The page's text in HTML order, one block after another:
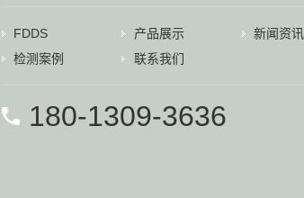
FDDS 产品展示
新闻资讯
检测案例
联系我们
180-1309-3636